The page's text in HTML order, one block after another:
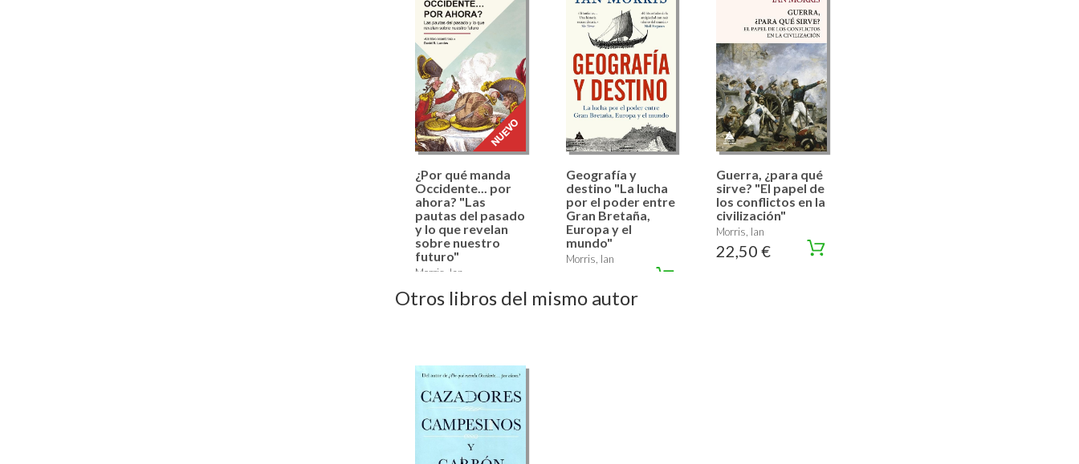
¿Por qué manda
Occidente... por
ahora? "Las
pautas del pasado
y lo que revelan
sobre nuestro
futuro"
Morris, Ian
18,95 €
Geografía y
destino "La lucha
por el poder entre
Gran Bretaña,
Europa y el
mundo"
Morris, Ian
Guerra, ¿para qué
sirve? "El papel de
los conflictos en la
civilización"
Morris, Ian
22,50 €
Otros libros del mismo autor